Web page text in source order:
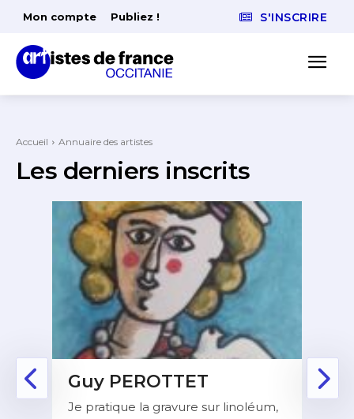
Mon compte Publiez ! S'INSCRIRE
Accueil Annuaire des artistes
Les derniers inscrits
Guy PEROTTET
Je pratique la gravure sur linoléum,